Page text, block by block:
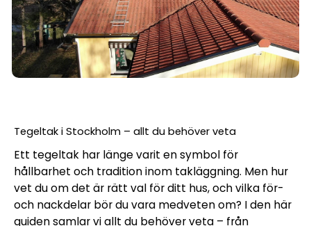
Tegeltak i Stockholm – allt du behöver veta
Ett tegeltak har länge varit en symbol för
hållbarhet och tradition inom takläggning. Men hur
vet du om det är rätt val för ditt hus, och vilka för-
och nackdelar bör du vara medveten om? I den här
guiden samlar vi allt du behöver veta – från